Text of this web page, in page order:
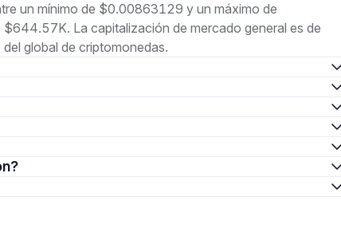
un mínimo de $0.00863129 y un máximo de
La capitalización de mercado general es de
global de criptomonedas.